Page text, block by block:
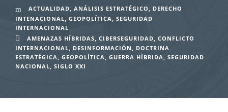
ACTUALIDAD, ANÁLISIS ESTRATÉGICO, DERECHO
INTENACIONAL GEOPOLÍTICA
SEGURIDAD
INTERNACIONAL
AMENAZAS HÍBRIDAS CIBERSEGURIDAD CONFLICTO
INTERNACIONAL
DESINFORMACIÓN
DOCTRINA
ESTRATÉGICA
GEOPOLÍTICA GUERRA HÍBRIDA
SEGURIDAD
NACIONAL SIGLO XXI